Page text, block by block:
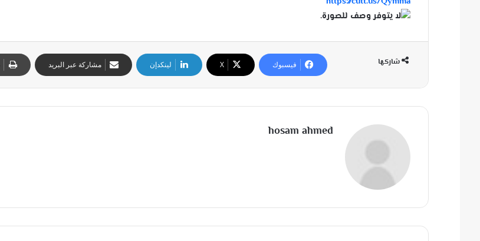
شاركها فيسبوك ‫X لينكدإن مشاركة عبر البريد
hosam ahmed